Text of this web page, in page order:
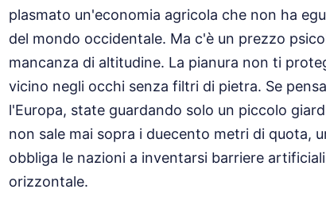
plasmato un'economia agricola che non ha
del mondo occidentale. Ma c'è un prezzo
mancanza di altitudine. La pianura non ti
vicino negli occhi senza filtri di pietra. Se
l'Europa, state guardando solo un piccolo
non sale mai sopra i duecento metri di quota,
obbliga le nazioni a inventarsi barriere
orizzontale.